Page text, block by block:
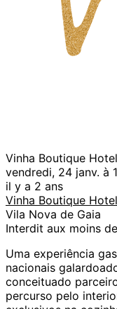
Vinha Boutique Hotel
vendredi, 24 janv. à
il y a 2 ans
Vinha Boutique Hotel
Vila Nova de Gaia
Interdit aux moins
Uma experiência
nacionais
conceituado
percurso pelo